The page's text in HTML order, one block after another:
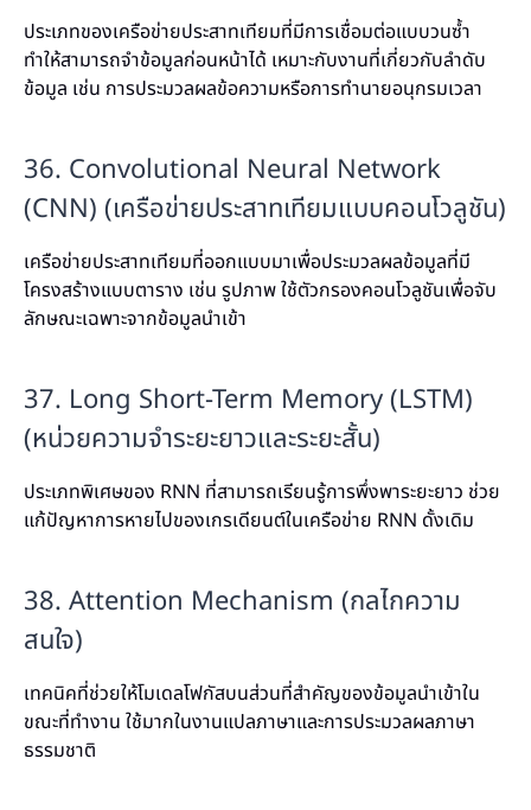
ประเภทของเครือข่ายประสาทเทียมที่มีการเชื่อมต่อแบบวนซ้ำ
ทำให้สามารถจำข้อมูลก่อนหน้าได้ เหมาะกับงานที่เกี่ยวกับลำดับ
ข้อมูล เช่น การประมวลผลข้อความหรือการทำนายอนุกรมเวลา
36. Convolutional Neural Network
(CNN) (เครือข่ายประสาทเทียมแบบคอนโวลูชัน)
เครือข่ายประสาทเทียมที่ออกแบบมาเพื่อประมวลผลข้อมูลที่มี
โครงสร้างแบบตาราง เช่น รูปภาพ ใช้ตัวกรองคอนโวลูชันเพื่อจับ
ลักษณะเฉพาะจากข้อมูลนำเข้า
37. Long Short-Term Memory (LSTM)
(หน่วยความจำระยะยาวและระยะสั้น)
ประเภทพิเศษของ RNN ที่สามารถเรียนรู้การพึ่งพาระยะยาว ช่วย
แก้ปัญหาการหายไปของเกรเดียนต์ในเครือข่าย RNN ดั้งเดิม
38. Attention Mechanism (กลไกความ
สนใจ)
เทคนิคที่ช่วยให้โมเดลโฟกัสบนส่วนที่สำคัญของข้อมูลนำเข้าใน
ขณะที่ทำงาน ใช้มากในงานแปลภาษาและการประมวลผลภาษา
ธรรมชาติ